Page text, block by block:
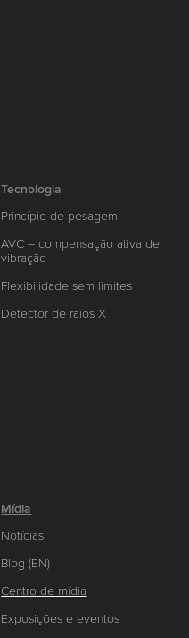
Tecnologia
Princípio de pesagem
AVC – compensação ativa de
vibração
Flexibilidade sem limites
Detector de raios X
Mídia
Notícias
Blog (EN)
Centro de mídia
Exposições e eventos